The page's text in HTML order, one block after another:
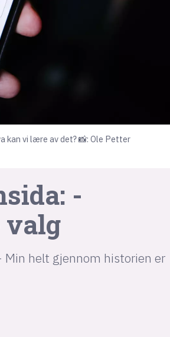
vi lære av det? 📸: Ole Petter
-
valg
Min helt gjennom historien er